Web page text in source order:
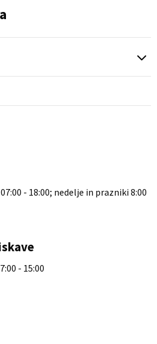
- 18:00; nedelje in prazniki 8:00
- 15:00